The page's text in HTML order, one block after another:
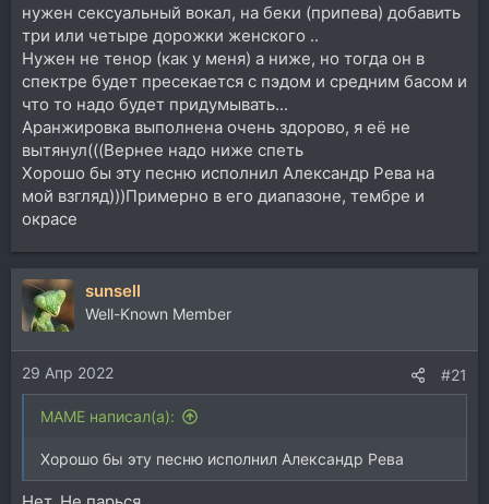
нужен сексуальный вокал, на беки (припева) добавить
три или четыре дорожки женского ..
Нужен не тенор (как у меня) а ниже, но тогда он в
спектре будет пресекается с пэдом и средним басом и
что то надо будет придумывать...
Аранжировка выполнена очень здорово, я её не
вытянул(((Вернее надо ниже спеть
Хорошо бы эту песню исполнил Александр Рева на
мой взгляд)))Примерно в его диапазоне, тембре и
окрасе
sunsell
Well-Known Member
29 Апр 2022 #21
MAME написал(а):
Хорошо бы эту песню исполнил Александр Рева